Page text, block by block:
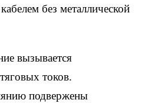
без металлической
вызывается
токов.
подвержены